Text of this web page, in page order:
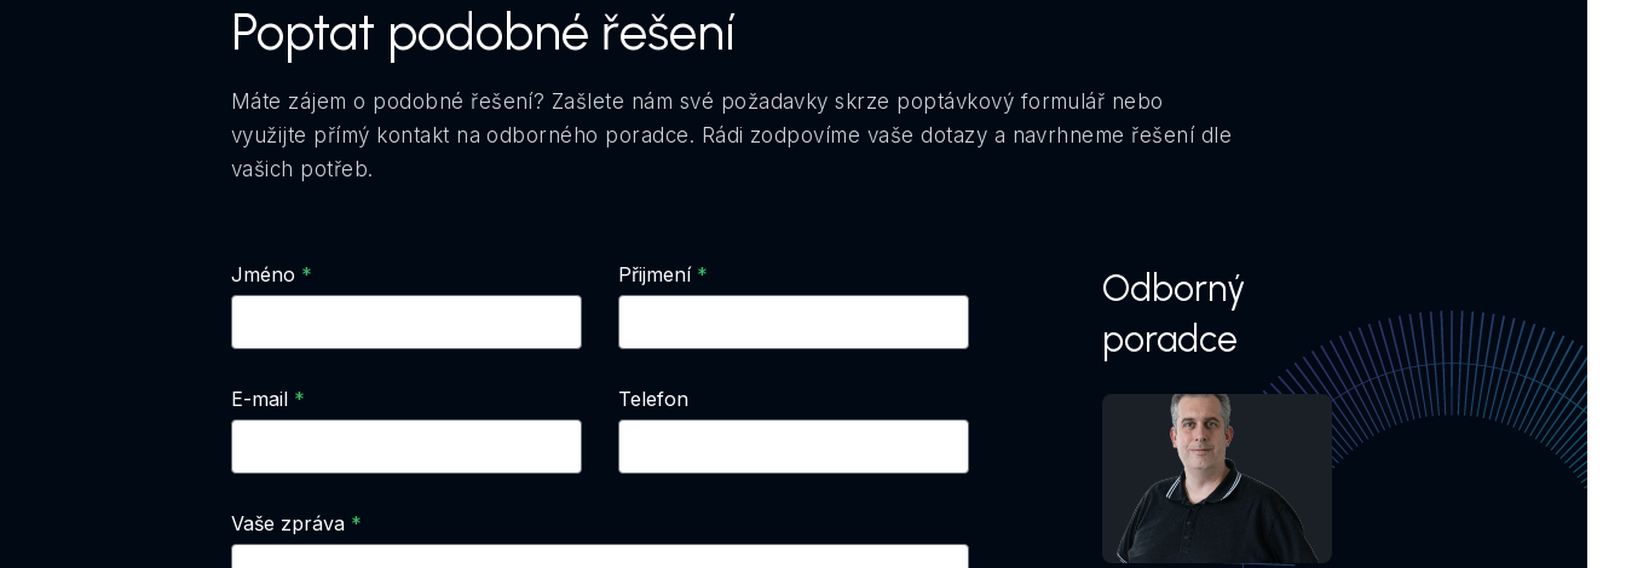
Poptat podobné řešení
Máte zájem o podobné řešení? Zašlete nám své požadavky skrze poptávkový formulář nebo
využijte přímý kontakt na odborného poradce. Rádi zodpovíme vaše dotazy a navrhneme řešení dle
vašich potřeb.
Jméno Přijmení
E-mail Telefon
Vaše zpráva
Odborný
poradce